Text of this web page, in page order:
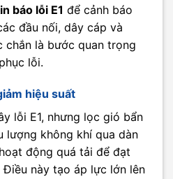
báo lỗi E1 để cảnh báo
đầu nối, dây cáp và
chắn là bước quan trọng
lỗi.
hiệu suất
lỗi E1, nhưng lọc gió bẩn
lượng không khí qua dàn
động quá tải để đạt
Điều này tạo áp lực lớn lên